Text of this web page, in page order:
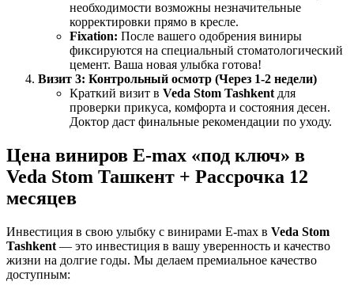
необходимости возможны незначительные
корректировки прямо в кресле.
Fixation: После вашего одобрения виниры
фиксируются на специальный стоматологический
цемент. Ваша новая улыбка готова!
Визит 3: Контрольный осмотр (Через 1-2 недели)
Краткий визит в Veda Stom Tashkent для
проверки прикуса, комфорта и состояния десен.
Доктор даст финальные рекомендации по уходу.
Цена виниров E-max «под ключ» в
Veda Stom Ташкент + Рассрочка 12
месяцев
Инвестиция в свою улыбку с винирами E-max в Veda Stom
Tashkent — это инвестиция в вашу уверенность и качество
жизни на долгие годы. Мы делаем премиальное качество
доступным: